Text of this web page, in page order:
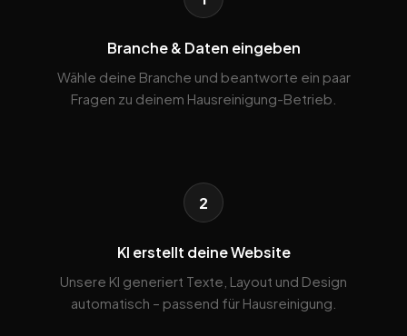
Branche & Daten eingeben
Wähle deine Branche und beantworte ein paar
Fragen zu deinem Hausreinigung-Betrieb.
2
KI erstellt deine Website
Unsere KI generiert Texte, Layout und Design
automatisch – passend für Hausreinigung.